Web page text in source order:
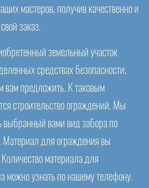
мастеров, получив качественно и
заказ.
земельный участок
средствах безопасности,
вам предложить. К таковым
строительство ограждений. Мы
выбранный вами вид забора по
Материал для ограждения вы
материала для
можно узнать по нашему телефону.